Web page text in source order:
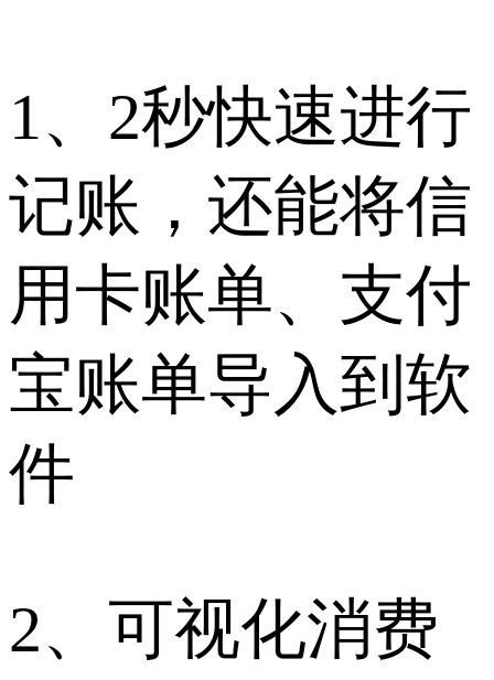
1、2秒快速进行
记账，还能将信
用卡账单、支付
宝账单导入到软
件
2、可视化消费